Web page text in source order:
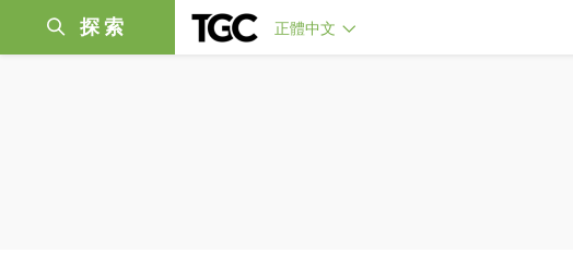
探索 正體中文